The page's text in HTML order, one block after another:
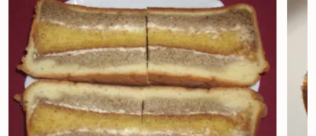
Tanči
član od 2003 54 sporočil
12.4.2004 ob 12:57
Se opravičujem, če je ta recept podoben
omenjenemu iz baze, res nisem šla gledat če je